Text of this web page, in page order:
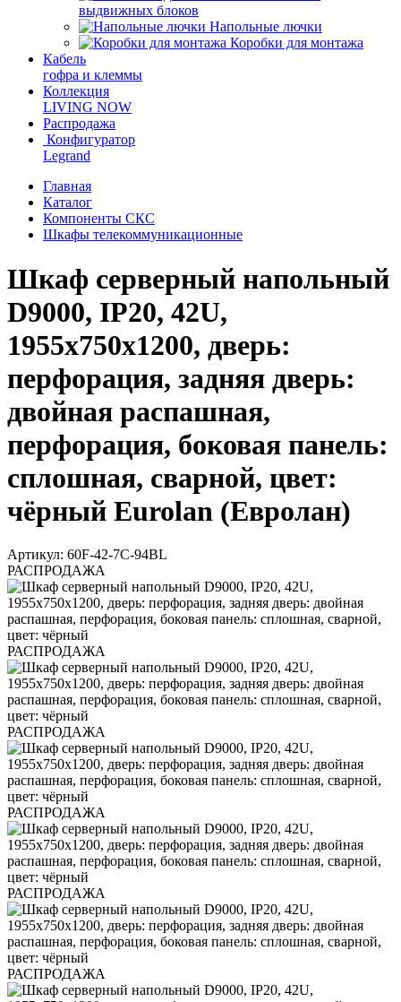
выдвижных блоков
Напольные лючки
Коробки для монтажа
Кабель
гофра и клеммы
Коллекция
LIVING NOW
Распродажа
Конфигуратор
Legrand
Главная
Каталог
Компоненты СКС
Шкафы телекоммуникационные
Шкаф серверный напольный
D9000, IP20, 42U,
1955х750х1200, дверь:
перфорация, задняя дверь:
двойная распашная,
перфорация, боковая панель:
сплошная, сварной, цвет:
чёрный Eurolan (Евролан)
Артикул: 60F-42-7C-94BL
РАСПРОДАЖА
РАСПРОДАЖА
РАСПРОДАЖА
РАСПРОДАЖА
РАСПРОДАЖА
РАСПРОДАЖА